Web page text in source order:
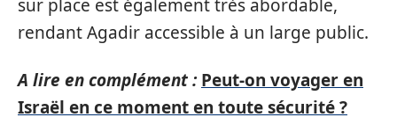
sur place est également très abordable,
rendant Agadir accessible à un large public.
A lire en complément : Peut-on voyager en
Israël en ce moment en toute sécurité ?